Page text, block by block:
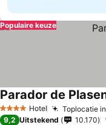
Populaire keuze
4 SterrenHotel Toplocatie
Parador de
9,2 Uitstekend 10.170